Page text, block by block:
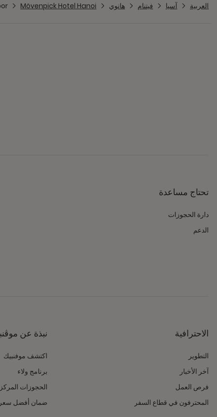
العربية آسيا فيتنام هانوي Mövenpick Hotel Hanoi
تحتاج مساعدة
دارة الحجوزات
الدعم
نبذة عن
اكتشف موفنبيك
برنامج ولاء
الحجوزات
ضمان أفضل سعر
الاحترافية
التطوير
آخر الأخبار
فرص العمل
المحترفون في قطاع السفر